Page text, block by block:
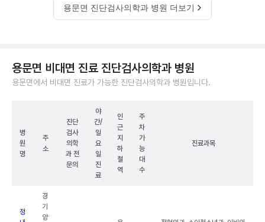
용문면 진단검사의학과 병원 더보기
용문면 비대면 진료 진단검사의학과 병원
용문면에서 비대면 진료가 가능한 진단검사의학과 병원입니다.
병
원
명
주
소
진단
검사
의학
과 전
문의
야
간/
일
요
일
진
료
인
근
지
하
철
역
주
차
가
능
대
수
진료과목
정
경
기
양